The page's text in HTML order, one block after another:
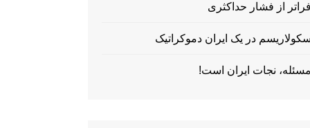
فراتر از فشار حداکثری
سکولاریسم در یک ایران دموکراتیک
مسئله، نجات ایران است!